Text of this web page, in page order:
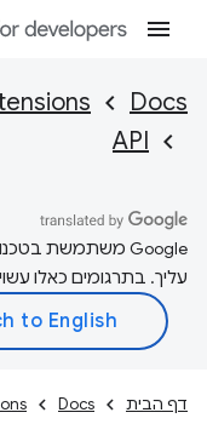
Docs
API
עליך. בתרגומים כאלו
דף הבית Docs